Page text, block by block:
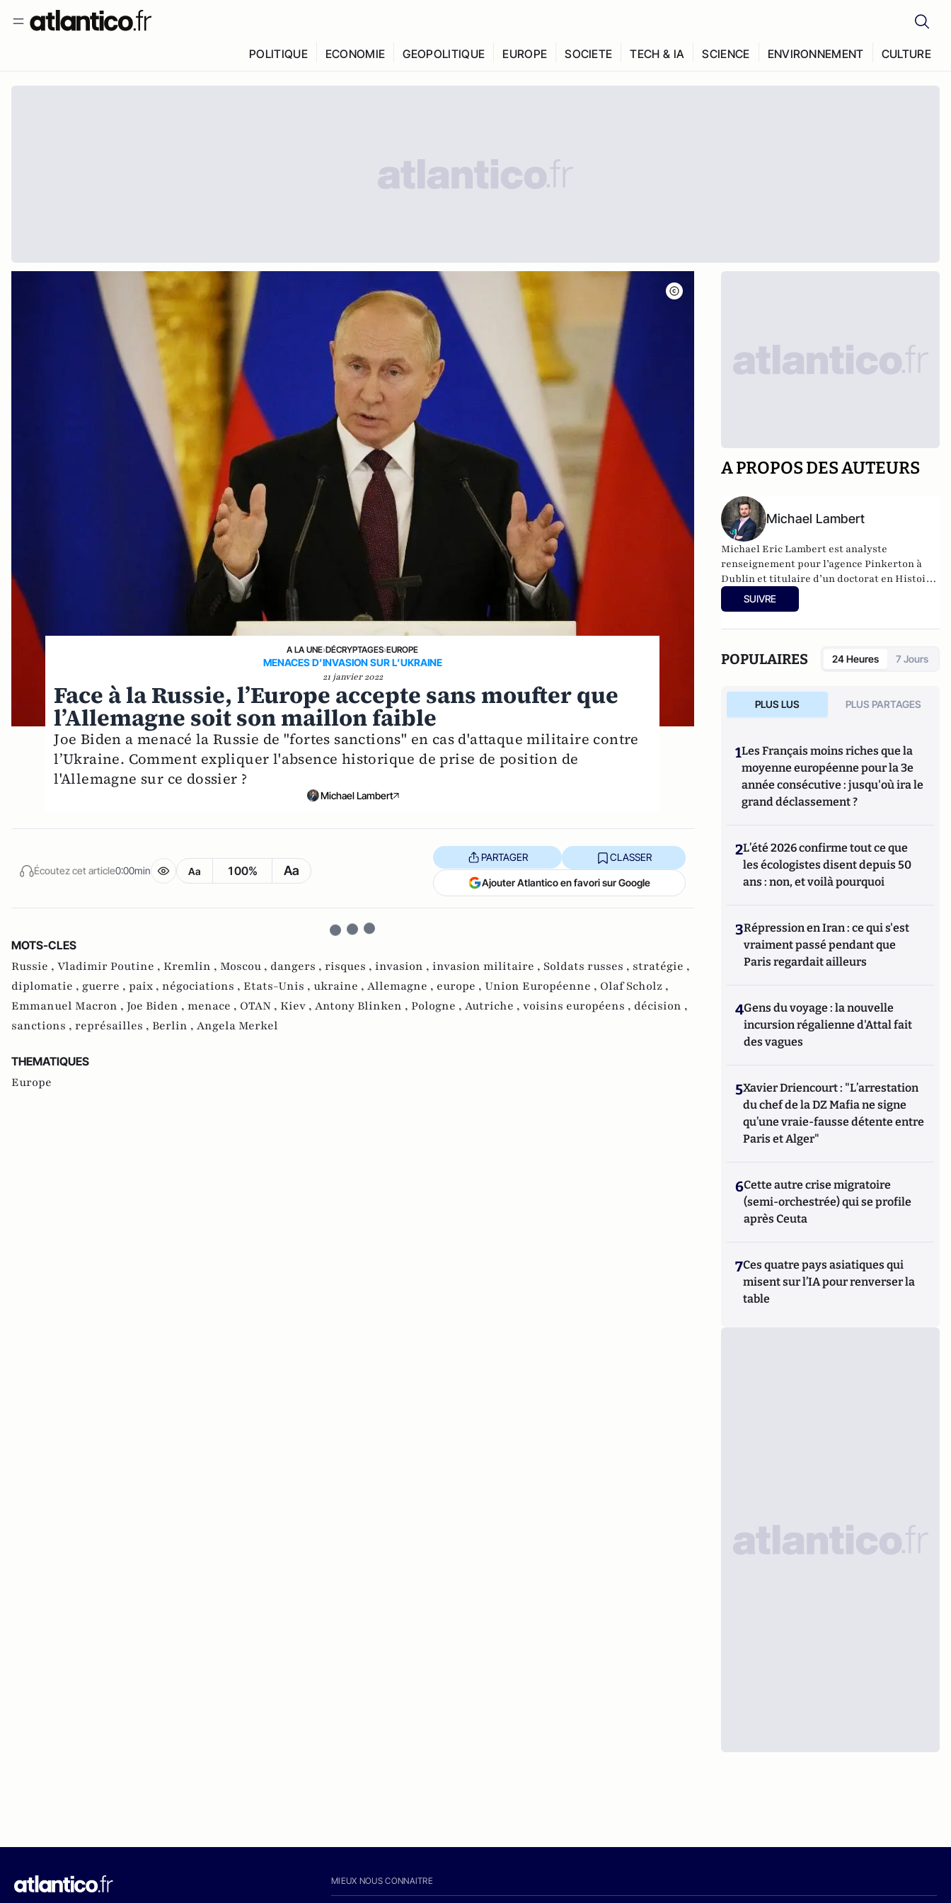
POLITIQUE ECONOMIE GEOPOLITIQUE EUROPE SOCIETE TECH & IA SCIENCE ENVIRONNEMENT CULTURE
A LA UNE›DÉCRYPTAGES›EUROPE
MENACES D’INVASION SUR L’UKRAINE
21 janvier 2022
Face à la Russie, l’Europe accepte sans moufter que
l’Allemagne soit son maillon faible
Joe Biden a menacé la Russie de "fortes sanctions" en cas d'attaque militaire contre
l’Ukraine. Comment expliquer l'absence historique de prise de position de
l'Allemagne sur ce dossier ?
Michael Lambert
Écoutez cet article0:00min Aa 100% Aa
PARTAGER CLASSER
Ajouter Atlantico en favori sur Google
MOTS-CLES
Russie , Vladimir Poutine , Kremlin , Moscou , dangers , risques , invasion , invasion militaire , Soldats russes , stratégie ,
diplomatie , guerre , paix , négociations , Etats-Unis , ukraine , Allemagne , europe , Union Européenne , Olaf Scholz ,
Emmanuel Macron , Joe Biden , menace , OTAN , Kiev , Antony Blinken , Pologne , Autriche , voisins européens , décision ,
sanctions , représailles , Berlin , Angela Merkel
THEMATIQUES
Europe
A PROPOS DES AUTEURS
Michael Lambert
Michael Eric Lambert est analyste
renseignement pour l’agence Pinkerton à
Dublin et titulaire d’un doctorat en Histoire
des relations internationales à Sorbonne
Université en partenariat avec l’INSEAD.
SUIVRE
POPULAIRES 24 Heures 7 Jours
PLUS LUS PLUS PARTAGES
1Les Français moins riches que la
moyenne européenne pour la 3e
année consécutive : jusqu'où ira le
grand déclassement ?
2L’été 2026 confirme tout ce que
les écologistes disent depuis 50
ans : non, et voilà pourquoi
3Répression en Iran : ce qui s'est
vraiment passé pendant que
Paris regardait ailleurs
4Gens du voyage : la nouvelle
incursion régalienne d'Attal fait
des vagues
5Xavier Driencourt : "L’arrestation
du chef de la DZ Mafia ne signe
qu’une vraie-fausse détente entre
Paris et Alger"
6Cette autre crise migratoire
(semi-orchestrée) qui se profile
après Ceuta
7Ces quatre pays asiatiques qui
misent sur l’IA pour renverser la
table
MIEUX NOUS CONNAITRE